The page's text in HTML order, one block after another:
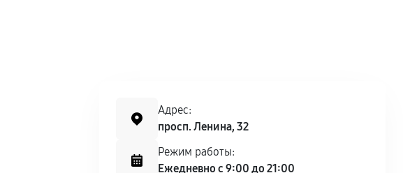
Адрес:
просп. Ленина, 32
Режим работы:
Ежедневно с 9:00 до 21:00